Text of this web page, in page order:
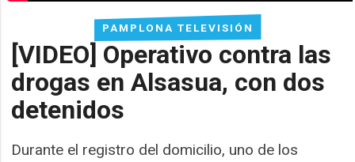
PAMPLONA TELEVISIÓN
[VIDEO] Operativo contra las
drogas en Alsasua, con dos
detenidos
Durante el registro del domicilio, uno de los